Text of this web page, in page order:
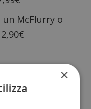
un McFlurry o
e 6 Kitchen
McFlurry a
×